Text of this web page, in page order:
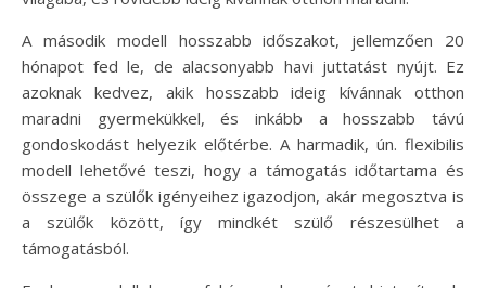
A második modell hosszabb időszakot, jellemzően 20
hónapot fed le, de alacsonyabb havi juttatást nyújt. Ez
azoknak kedvez, akik hosszabb ideig kívánnak otthon
maradni gyermekükkel, és inkább a hosszabb távú
gondoskodást helyezik előtérbe. A harmadik, ún. flexibilis
modell lehetővé teszi, hogy a támogatás időtartama és
összege a szülők igényeihez igazodjon, akár megosztva is
a szülők között, így mindkét szülő részesülhet a
támogatásból.